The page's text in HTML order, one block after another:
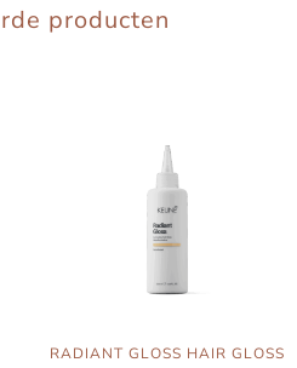
producten
RADIANT GLOSS HAIR GLOSS